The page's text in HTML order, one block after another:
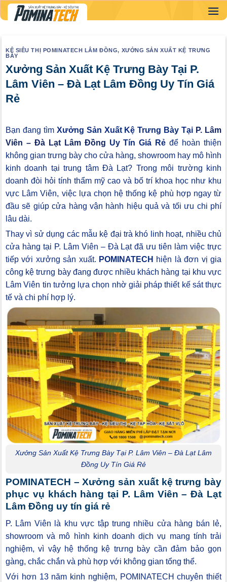
Skip
to
KỆ SIÊU THỊ POMINATECH LÂM ĐỒNG, XƯỞNG SẢN XUẤT KỆ TRƯNG
BÀY
Xưởng Sản Xuất Kệ Trưng Bày Tại P.
Lâm Viên – Đà Lạt Lâm Đồng Uy Tín Giá
Rẻ
Bạn đang tìm Xưởng Sản Xuất Kệ Trưng Bày Tại P. Lâm
Viên – Đà Lạt Lâm Đồng Uy Tín Giá Rẻ để hoàn thiện
không gian trưng bày cho cửa hàng, showroom hay mô hình
kinh doanh tại trung tâm Đà Lạt? Trong môi trường kinh
doanh đòi hỏi tính thẩm mỹ cao và bố trí khoa học như khu
vực Lâm Viên, việc lựa chọn hệ thống kệ phù hợp ngay từ
đầu sẽ giúp cửa hàng vận hành hiệu quả và tối ưu chi phí
lâu dài.
Thay vì sử dụng các mẫu kệ đại trà khó linh hoạt, nhiều chủ
cửa hàng tại P. Lâm Viên – Đà Lạt đã ưu tiên làm việc trực
tiếp với xưởng sản xuất. POMINATECH hiện là đơn vị gia
công kệ trưng bày đang được nhiều khách hàng tại khu vực
Lâm Viên tin tưởng lựa chọn nhờ giải pháp thiết kế sát thực
tế và chi phí hợp lý.
Xưởng Sản Xuất Kệ Trưng Bày Tại P. Lâm Viên – Đà Lạt Lâm
Đồng Uy Tín Giá Rẻ
POMINATECH – Xưởng sản xuất kệ trưng bày
phục vụ khách hàng tại P. Lâm Viên – Đà Lạt
Lâm Đồng uy tín giá rẻ
P. Lâm Viên là khu vực tập trung nhiều cửa hàng bán lẻ,
showroom và mô hình kinh doanh dịch vụ mang tính trải
nghiệm, vì vậy hệ thống kệ trưng bày cần đảm bảo gọn
gàng, chắc chắn và phù hợp với không gian tổng thể.
Với hơn 13 năm kinh nghiệm, POMINATECH chuyên thiết